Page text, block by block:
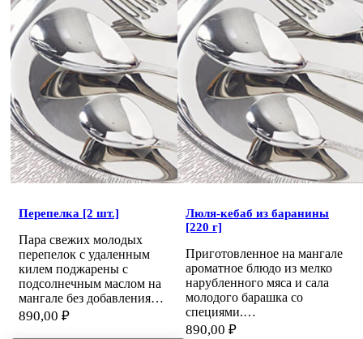
Перепелка [2 шт.]
Пара свежих молодых
перепелок с удаленным
килем поджарены с
подсолнечным маслом на
мангале без добавления…
890,00 ₽
Люля-кебаб из баранины
[220 г]
Приготовленное на мангале
ароматное блюдо из мелко
нарубленного мяса и сала
молодого барашка со
специями.…
890,00 ₽